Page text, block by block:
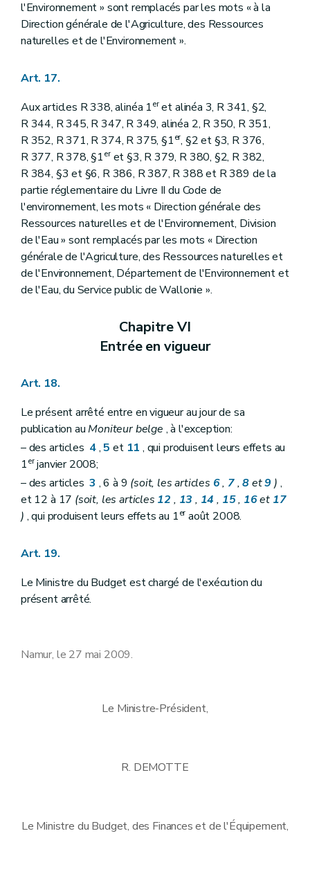
l'Environnement » sont remplacés par les mots « à la
Direction générale de l'Agriculture, des Ressources
naturelles et de l'Environnement ».
Art. 17.
Aux articles R 338, alinéa 1eret alinéa 3, R 341, §2,
R 344, R 345, R 347, R 349, alinéa 2, R 350, R 351,
R 352, R 371, R 374, R 375, §1er, §2 et §3, R 376,
R 377, R 378, §1eret §3, R 379, R 380, §2, R 382,
R 384, §3 et §6, R 386, R 387, R 388 et R 389 de la
partie réglementaire du Livre II du Code de
l'environnement, les mots « Direction générale des
Ressources naturelles et de l'Environnement, Division
de l'Eau » sont remplacés par les mots « Direction
générale de l'Agriculture, des Ressources naturelles et
de l'Environnement, Département de l'Environnement et
de l'Eau, du Service public de Wallonie ».
Chapitre VI
Entrée en vigueur
Art. 18.
Le présent arrêté entre en vigueur au jour de sa
publication auMoniteur belge , à l'exception:
– des articles 4,5 et 11 , qui produisent leurs effets au
1erjanvier 2008;
– des articles3 , 6 à 9 (soit, les articles 6, 7,8et9) ,
et 12 à 17 (soit, les articles 12 , 13 , 14 , 15, 16et 17
) , qui produisent leurs effets au 1eraoût 2008.
Art. 19.
Le Ministre du Budget est chargé de l'exécution du
présent arrêté.
Namur, le 27 mai 2009.
Le Ministre-Président,
R. DEMOTTE
Le Ministre du Budget, des Finances et de l'Équipement,